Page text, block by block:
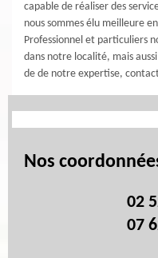
capable de réaliser des
nous sommes élu meilleure
Professionnel et particuliers
dans notre localité, mais
de de notre expertise,
Nos
02
07